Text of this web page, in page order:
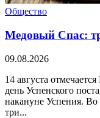
Общество
Медовый Спас:
09.08.2026
14 августа
день Успенского
накануне Успения. Во
три...